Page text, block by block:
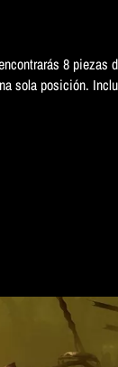
8 piezas
sola posición.